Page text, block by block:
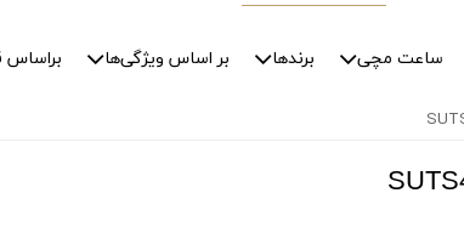
ساعت مچی برندها بر اساس ویژگی‌ها